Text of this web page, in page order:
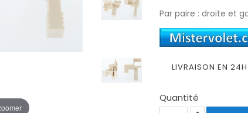
Par paire : droite et
LIVRAISON EN
Quantité